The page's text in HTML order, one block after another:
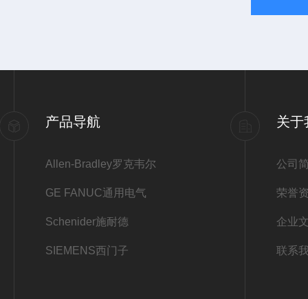
产品导航
Allen-Bradley罗克韦尔
GE FANUC通用电气
Schenider施耐德
SIEMENS西门子
关于
公司
荣誉
企业
联系